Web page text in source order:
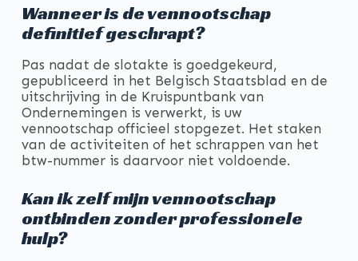
Wanneer is de vennootschap
definitief geschrapt?
Pas nadat de slotakte is goedgekeurd,
gepubliceerd in het Belgisch Staatsblad en de
uitschrijving in de Kruispuntbank van
Ondernemingen is verwerkt, is uw
vennootschap officieel stopgezet. Het staken
van de activiteiten of het schrappen van het
btw-nummer is daarvoor niet voldoende.
Kan ik zelf mijn vennootschap
ontbinden zonder professionele
hulp?